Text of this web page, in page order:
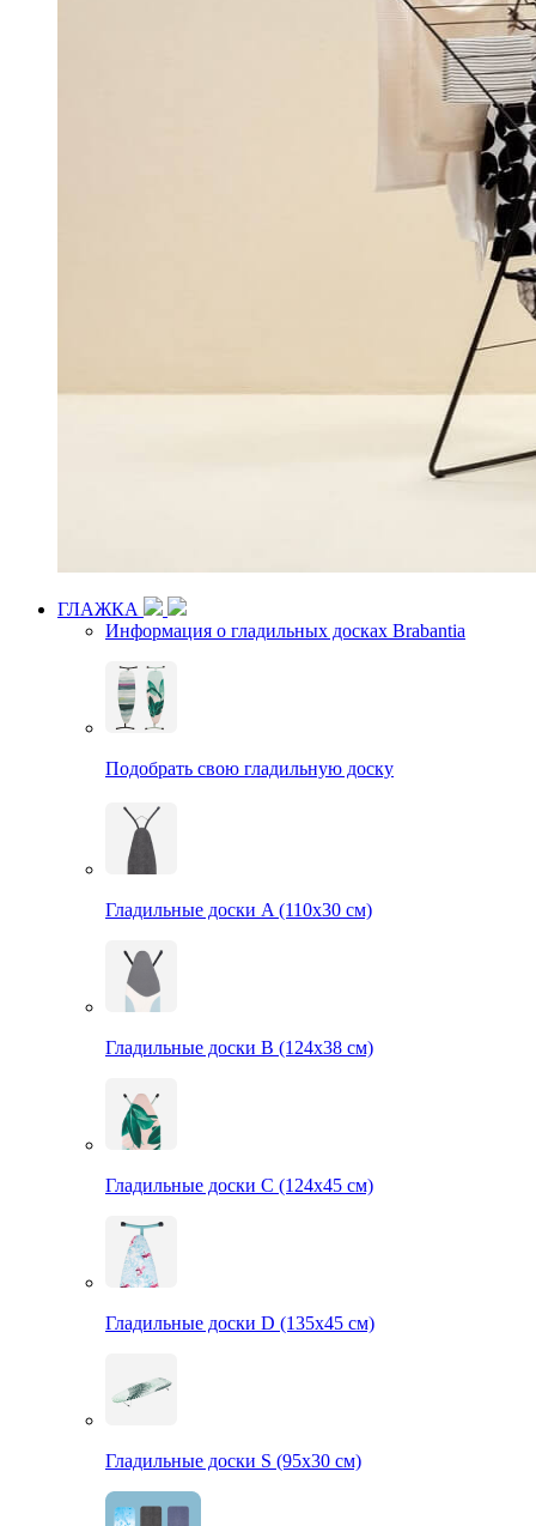
ГЛАЖКА
Информация о гладильных досках Brabantia
Подобрать свою гладильную доску
Гладильные доски A (110х30 см)
Гладильные доски B (124х38 см)
Гладильные доски С (124х45 см)
Гладильные доски D (135х45 см)
Гладильные доски S (95х30 см)